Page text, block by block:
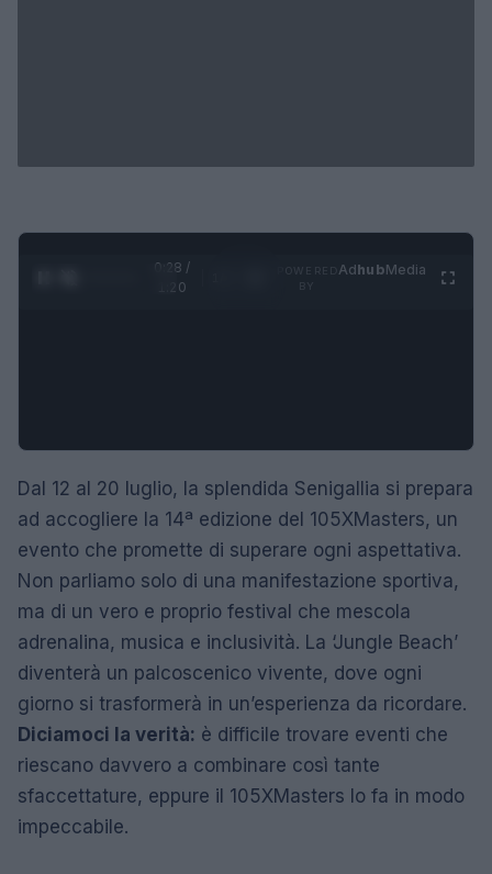
0:29 /
1:20
AdhubMedia
Dal 12 al 20 luglio, la splendida Senigallia si prepara
ad accogliere la 14ª edizione del 105XMasters, un
evento che promette di superare ogni aspettativa.
Non parliamo solo di una manifestazione sportiva,
ma di un vero e proprio festival che mescola
adrenalina, musica e inclusività. La ‘Jungle Beach’
diventerà un palcoscenico vivente, dove ogni
giorno si trasformerà in un’esperienza da ricordare.
Diciamoci la verità: è difficile trovare eventi che
riescano davvero a combinare così tante
sfaccettature, eppure il 105XMasters lo fa in modo
impeccabile.